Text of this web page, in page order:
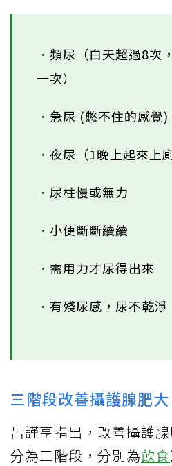
．頻尿（白天超過8次
一次）
．急尿 (憋不住的感覺)
．夜尿（1晚上起來上
．尿柱慢或無力
．小便斷斷續續
．需用力才尿得出來
．有殘尿感，尿不乾淨
三階段改善攝護腺肥大
呂謹亨指出，改善攝護
分為三階段，分別為飲食